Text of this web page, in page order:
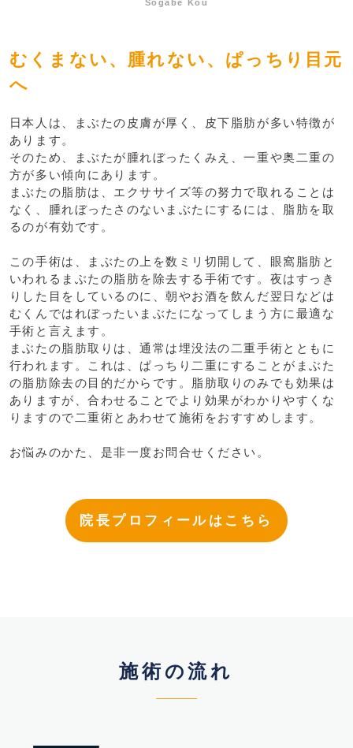
Sogabe Kou
むくまない、腫れない、ぱっちり目元
へ
日本人は、まぶたの皮膚が厚く、皮下脂肪が多い特徴が
あります。
そのため、まぶたが腫れぼったくみえ、一重や奥二重の
方が多い傾向にあります。
まぶたの脂肪は、エクササイズ等の努力で取れることは
なく、腫れぼったさのないまぶたにするには、脂肪を取
るのが有効です。
この手術は、まぶたの上を数ミリ切開して、眼窩脂肪と
いわれるまぶたの脂肪を除去する手術です。夜はすっき
りした目をしているのに、朝やお酒を飲んだ翌日などは
むくんではれぼったいまぶたになってしまう方に最適な
手術と言えます。
まぶたの脂肪取りは、通常は埋没法の二重手術とともに
行われます。これは、ぱっちり二重にすることがまぶた
の脂肪除去の目的だからです。脂肪取りのみでも効果は
ありますが、合わせることでより効果がわかりやすくな
りますので二重術とあわせて施術をおすすめします。
お悩みのかた、是非一度お問合せください。​
院長プロフィールはこちら
施術の流れ